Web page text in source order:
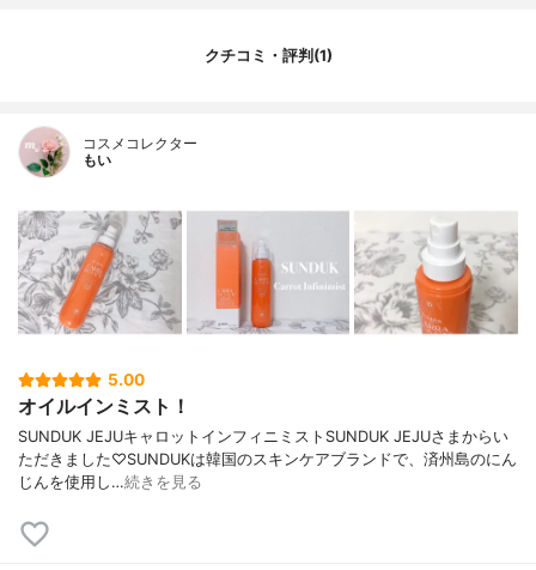
クチコミ・評判(1)
コスメコレクター
もい
5.00
オイルインミスト！
SUNDUK JEJUキャロットインフィニミストSUNDUK JEJUさまからい
ただきました♡SUNDUKは韓国のスキンケアブランドで、済州島のにん
じんを使用し…続きを見る